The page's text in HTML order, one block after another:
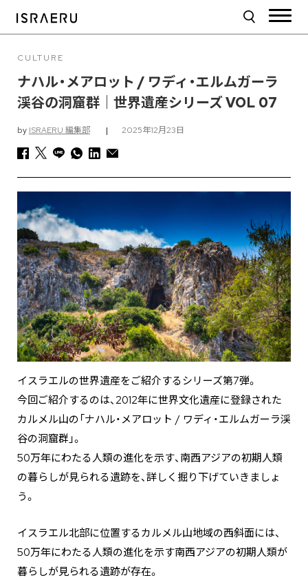
CULTURE
ナハル・メアロット / ワディ・エルムガーラ
渓谷の洞窟群｜世界遺産シリーズ VOL 07
by ISRAERU 編集部 | 2025年12月23日
イスラエルの世界遺産をご紹介するシリーズ第7弾。
今回ご紹介するのは、2012年に世界文化遺産に登録された
カルメル山の「ナハル・メアロット / ワディ・エルムガーラ渓
谷の洞窟群」。
50万年にわたる人類の進化を示す、南西アジアの初期人類
の暮らしが見られる遺跡を、詳しく掘り下げていきましょ
う。
イスラエル北部に位置するカルメル山地域の西斜面には、
50万年にわたる人類の進化を示す南西アジアの初期人類が
暮らしが見られる遺跡が存在。